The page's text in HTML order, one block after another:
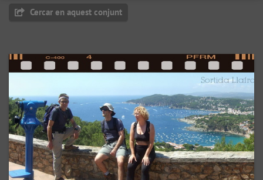
Cercar en aquest conjunt